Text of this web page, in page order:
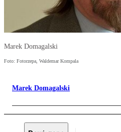
Marek Domagalski
Foto: Fotorzepa, Waldemar Kompala
Marek Domagalski